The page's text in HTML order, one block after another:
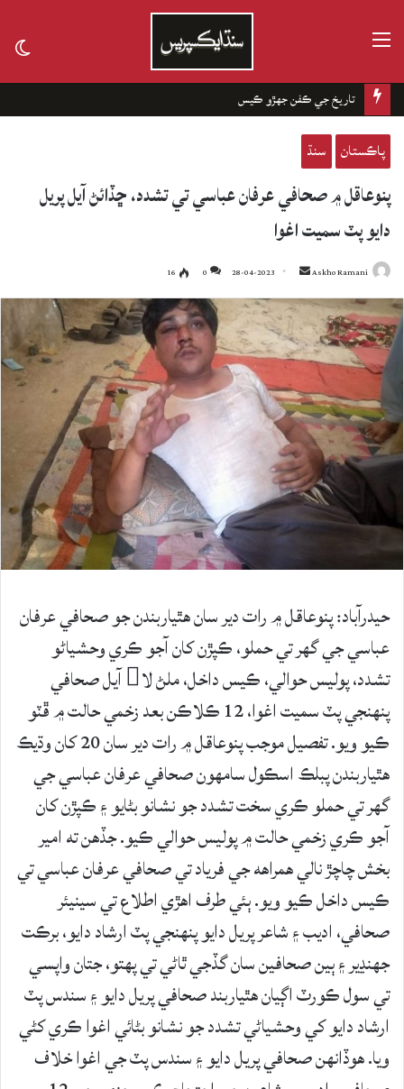
تاريخ جي ڪفن جھڙو ڪيس
پاڪستان سنڌ
پنوعاقل ۾ صحافي عرفان عباسي تي تشدد، ڇڏائڻ آيل پريل
دايو پٽ سميت اغوا
Askho Ramani
Send
an
email
28-04-2023
0
16
حيدرآباد: پنوعاقل ۾ رات دير سان ھٿياربندن جو صحافي عرفان
عباسي جي گھر تي حملو، ڪپڙن کان آجو ڪري وحشياڻو
تشدد، پوليس حوالي، ڪيس داخل، ملڻ لا آيل صحافي
پنهنجي پٽ سميت اغوا، 12 ڪلاڪن بعد زخمي حالت ۾ ڦٽو
ڪيو ويو. تفصيل موجب پنوعاقل ۾ رات دير سان 20 کان وڌيڪ
هٿياربندن پبلڪ اسڪول سامهون صحافي عرفان عباسي جي
گهر تي حملو ڪري سخت تشدد جو نشانو بڻايو ۽ ڪپڙن کان
آجو ڪري زخمي حالت ۾ پوليس حوالي ڪيو. جڏهن ته امير
بخش چاچڙ نالي همراهه جي فرياد تي صحافي عرفان عباسي تي
ڪيس داخل ڪيو ويو. ٻئي طرف اهڙي اطلاع تي سينيئر
صحافي، اديب ۽ شاعر پريل دايو پنھنجي پٽ ارشاد دايو، برڪت
جھنڍير ۽ ٻين صحافين سان گڏجي ٿاڻي تي پھتو، جتان واپسي
تي سول ڪورٽ اڳيان ھٿياربند صحافي پريل دايو ۽ سندس پٽ
ارشاد دايو کي وحشياڻي تشدد جو نشانو بڻائي اغوا ڪري کڻي
ويا. هوڏانهن صحافي پريل دايو ۽ سندس پٽ جي اغوا خلاف